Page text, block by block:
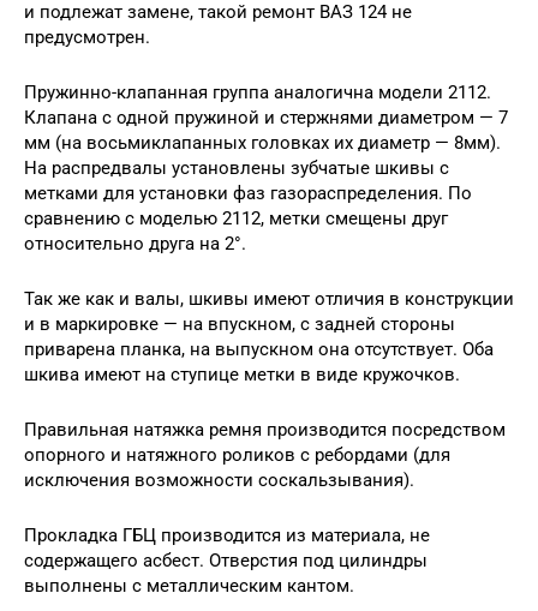
и подлежат замене, такой ремонт ВАЗ 124 не
предусмотрен.
Пружинно-клапанная группа аналогична модели 2112.
Клапана с одной пружиной и стержнями диаметром — 7
мм (на восьмиклапанных головках их диаметр — 8мм).
На распредвалы установлены зубчатые шкивы с
метками для установки фаз газораспределения. По
сравнению с моделью 2112, метки смещены друг
относительно друга на 2°.
Так же как и валы, шкивы имеют отличия в конструкции
и в маркировке — на впускном, с задней стороны
приварена планка, на выпускном она отсутствует. Оба
шкива имеют на ступице метки в виде кружочков.
Правильная натяжка ремня производится посредством
опорного и натяжного роликов с ребордами (для
исключения возможности соскальзывания).
Прокладка ГБЦ производится из материала, не
содержащего асбест. Отверстия под цилиндры
выполнены с металлическим кантом.